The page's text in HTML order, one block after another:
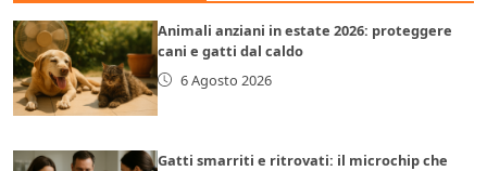
Animali anziani in estate 2026: proteggere
cani e gatti dal caldo
6 Agosto 2026
Gatti smarriti e ritrovati: il microchip che